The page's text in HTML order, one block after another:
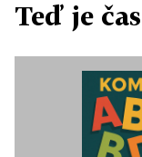
Teď je